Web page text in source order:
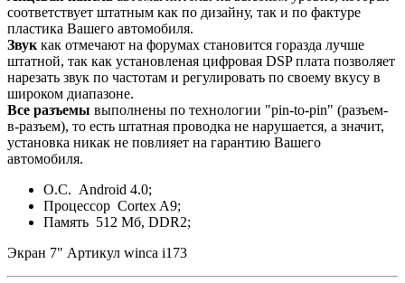
соответствует штатным как по дизайну, так и по фактуре
пластика Вашего автомобиля.
Звук как отмечают на форумах становится горазда лучше
штатной, так как установленая цифровая DSP плата позволяет
нарезать звук по частотам и регулировать по своему вкусу в
широком диапазоне.
Все разъемы выполнены по технологии "pin-to-pin" (разъем-
в-разъем), то есть штатная проводка не нарушается, а значит,
установка никак не повлияет на гарантию Вашего
автомобиля.
О.С. Android 4.0;
Процессор Cortex A9;
Память 512 Мб, DDR2;
Экран 7" Артикул winca i173